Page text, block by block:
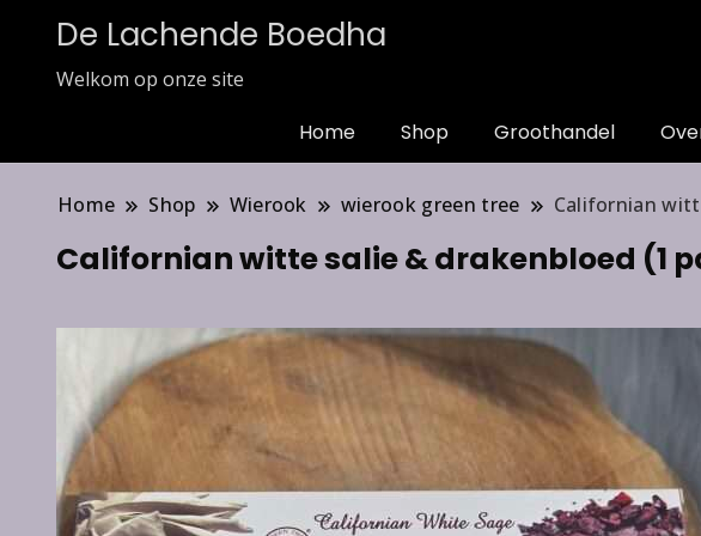
De Lachende Boedha
Welkom op onze site
Home Shop Groothandel
Home Shop Wierook wierook green tree Californian
Californian witte salie & drakenbloed (1